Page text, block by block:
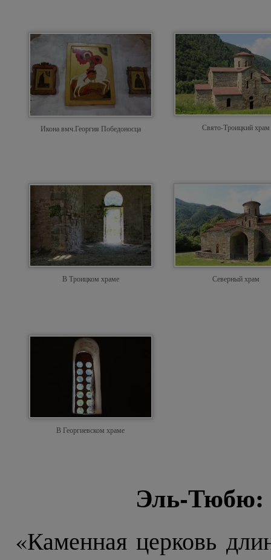
Икона вмч.Георгия Победоносца Свято-Троицкий храм
В Троицком храме Северный храм
В Георгиевском храме
Эль-Тюбю:
«Каменная церковь